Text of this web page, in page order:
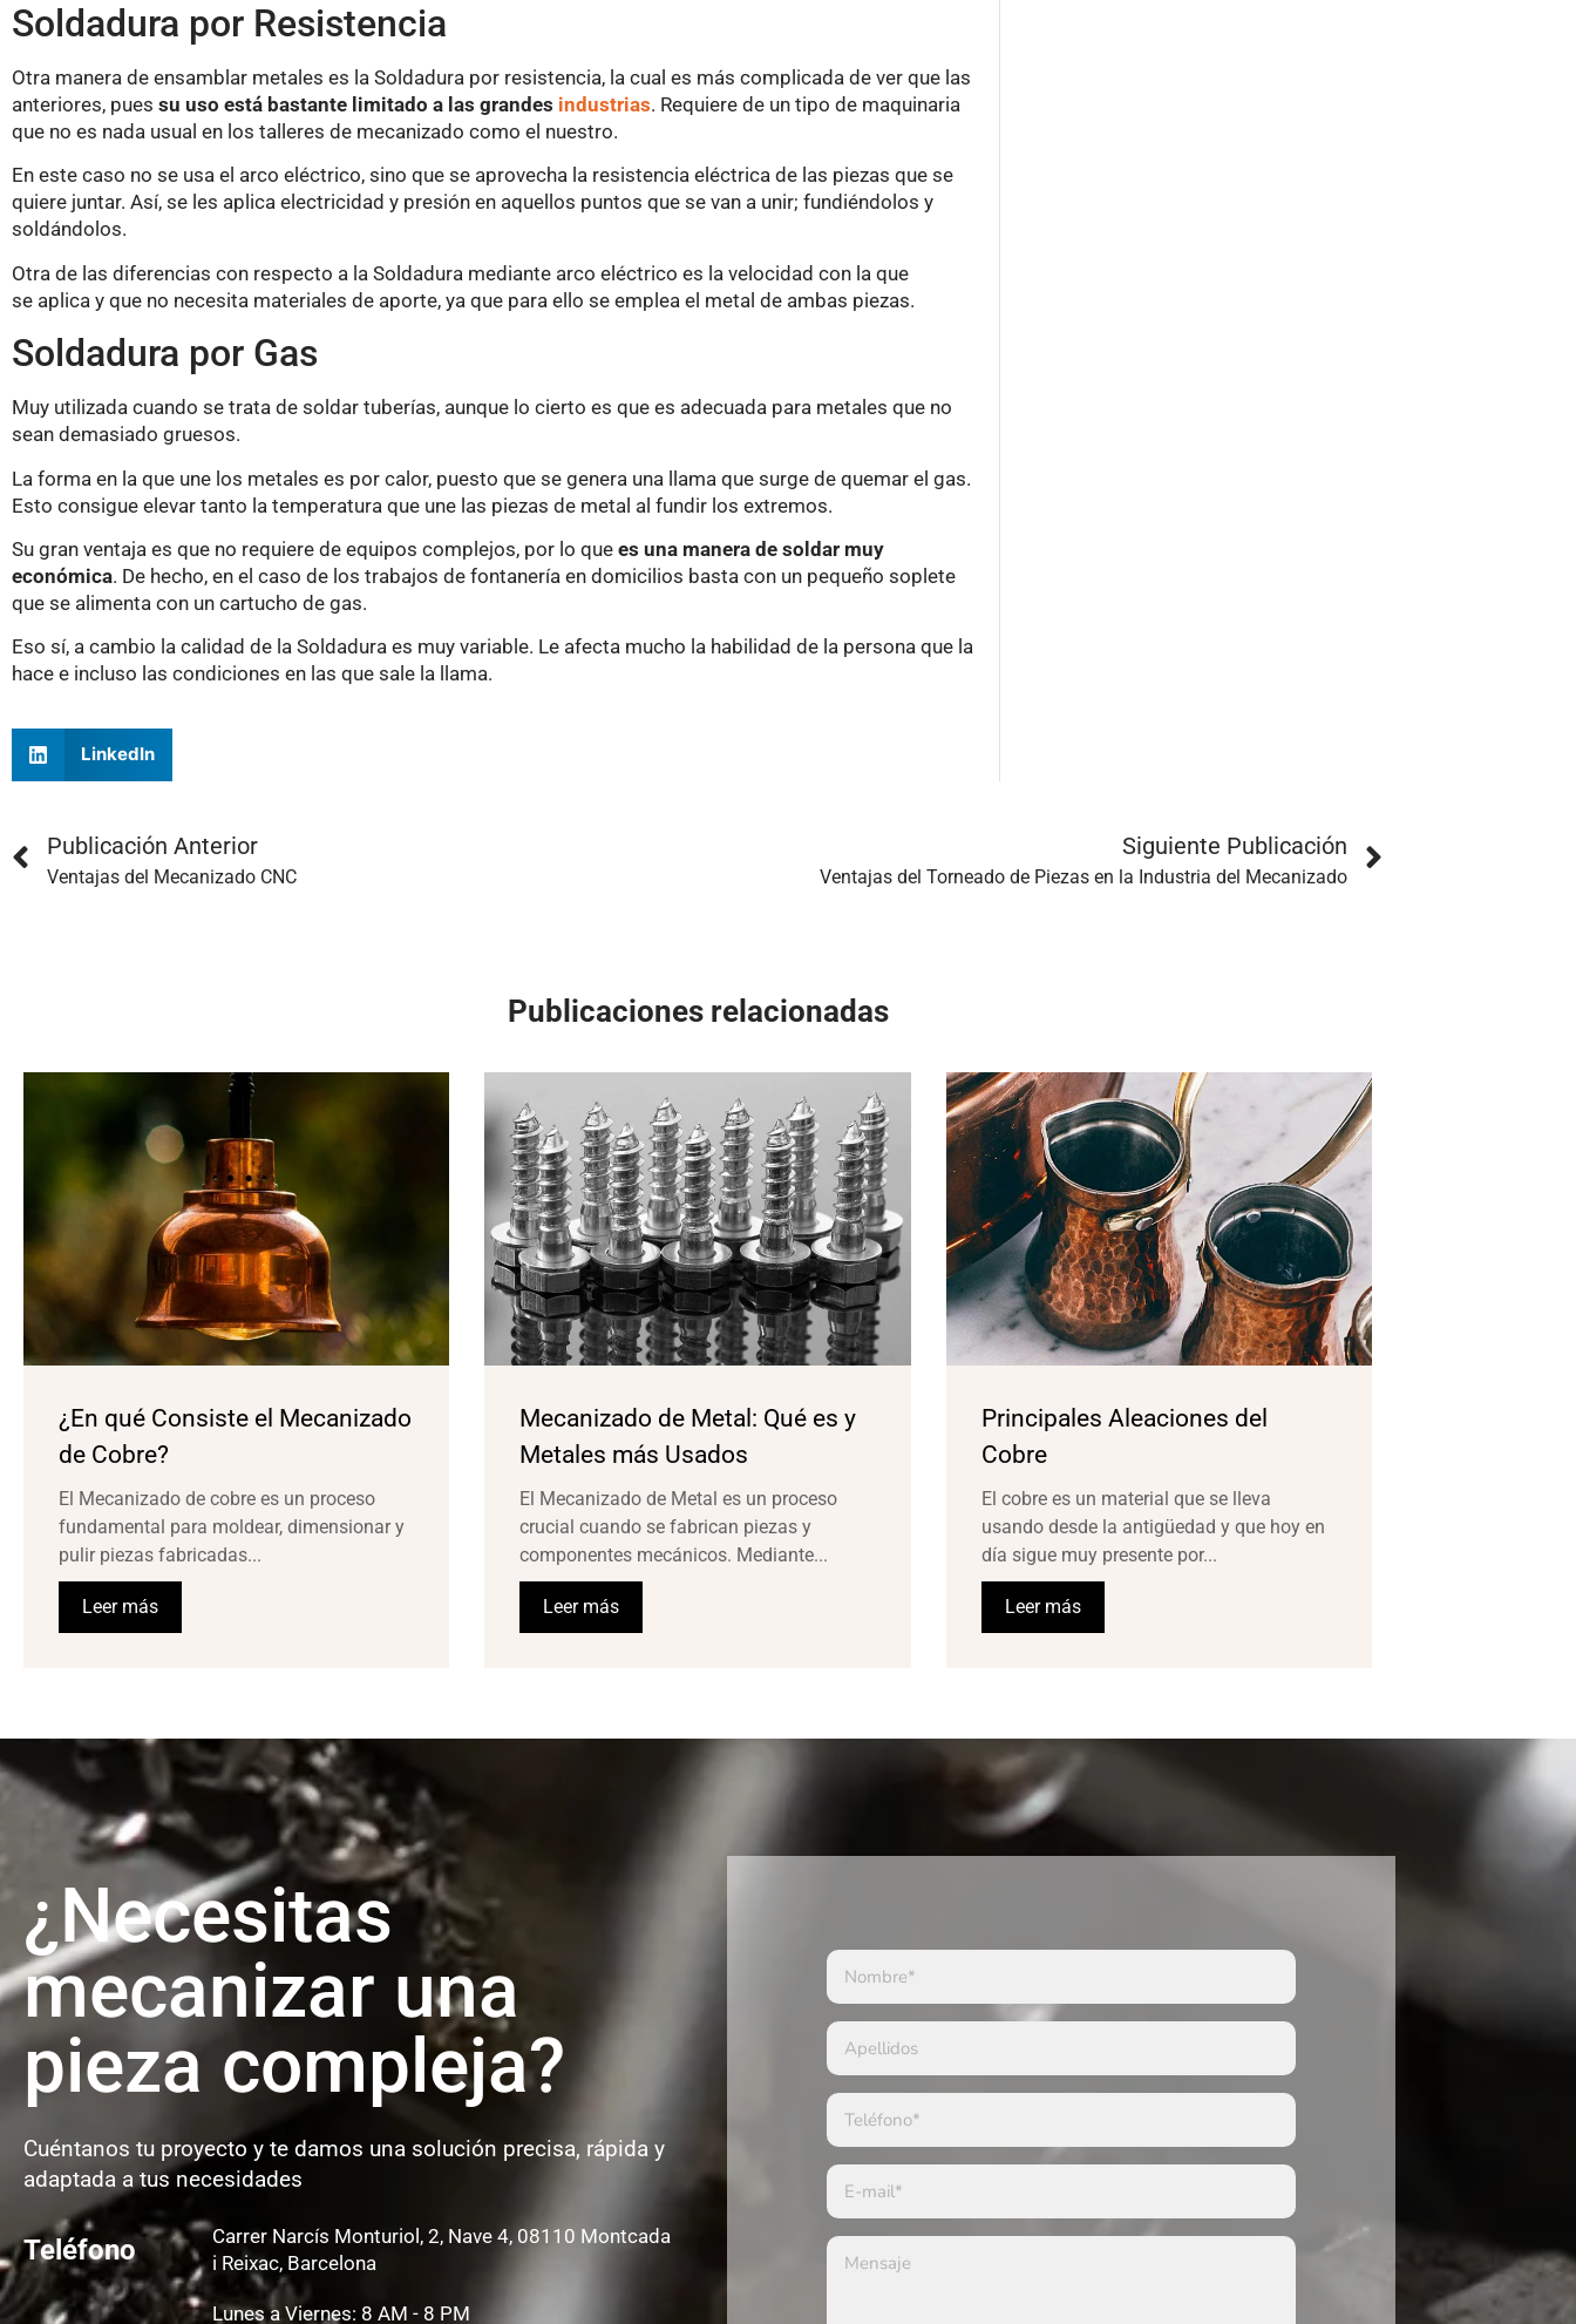
Soldadura por Resistencia
Otra manera de ensamblar metales es la Soldadura por resistencia, la cual es más complicada de ver que las
anteriores, pues su uso está bastante limitado a las grandes industrias. Requiere de un tipo de maquinaria
que no es nada usual en los talleres de mecanizado como el nuestro.
En este caso no se usa el arco eléctrico, sino que se aprovecha la resistencia eléctrica de las piezas que se
quiere juntar. Así, se les aplica electricidad y presión en aquellos puntos que se van a unir; fundiéndolos y
soldándolos.
Otra de las diferencias con respecto a la Soldadura mediante arco eléctrico es la velocidad con la que
se aplica y que no necesita materiales de aporte, ya que para ello se emplea el metal de ambas piezas.
Soldadura por Gas
Muy utilizada cuando se trata de soldar tuberías, aunque lo cierto es que es adecuada para metales que no
sean demasiado gruesos.
La forma en la que une los metales es por calor, puesto que se genera una llama que surge de quemar el gas.
Esto consigue elevar tanto la temperatura que une las piezas de metal al fundir los extremos.
Su gran ventaja es que no requiere de equipos complejos, por lo que es una manera de soldar muy
económica. De hecho, en el caso de los trabajos de fontanería en domicilios basta con un pequeño soplete
que se alimenta con un cartucho de gas.
Eso sí, a cambio la calidad de la Soldadura es muy variable. Le afecta mucho la habilidad de la persona que la
hace e incluso las condiciones en las que sale la llama.
LinkedIn
Publicación Anterior
Ventajas del Mecanizado CNC
Siguiente Publicación
Ventajas del Torneado de Piezas en la Industria del Mecanizado
Publicaciones relacionadas
¿En qué Consiste el Mecanizado
de Cobre?
El Mecanizado de cobre es un proceso
fundamental para moldear, dimensionar y
pulir piezas fabricadas...
Leer más
Mecanizado de Metal: Qué es y
Metales más Usados
El Mecanizado de Metal es un proceso
crucial cuando se fabrican piezas y
componentes mecánicos. Mediante...
Leer más
Principales Aleaciones del
Cobre
El cobre es un material que se lleva
usando desde la antigüedad y que hoy en
día sigue muy presente por...
Leer más
¿Necesitas
mecanizar una
pieza compleja?
Cuéntanos tu proyecto y te damos una solución precisa, rápida y
adaptada a tus necesidades
Teléfono
Carrer Narcís Monturiol, 2, Nave 4, 08110 Montcada
i Reixac, Barcelona
Lunes a Viernes: 8 AM - 8 PM